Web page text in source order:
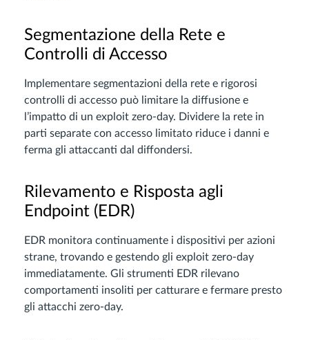
Segmentazione della Rete e
Controlli di Accesso
Implementare segmentazioni della rete e rigorosi
controlli di accesso può limitare la diffusione e
l’impatto di un exploit zero-day. Dividere la rete in
parti separate con accesso limitato riduce i danni e
ferma gli attaccanti dal diffondersi.
Rilevamento e Risposta agli
Endpoint (EDR)
EDR monitora continuamente i dispositivi per azioni
strane, trovando e gestendo gli exploit zero-day
immediatamente. Gli strumenti EDR rilevano
comportamenti insoliti per catturare e fermare presto
gli attacchi zero-day.